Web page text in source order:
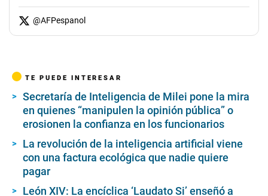
@AFPespanol
TE PUEDE INTERESAR
Secretaría de Inteligencia de Milei pone la mira
en quienes “manipulen la opinión pública” o
erosionen la confianza en los funcionarios
La revolución de la inteligencia artificial viene
con una factura ecológica que nadie quiere
pagar
León XIV: La encíclica ‘Laudato Si’ enseñó a